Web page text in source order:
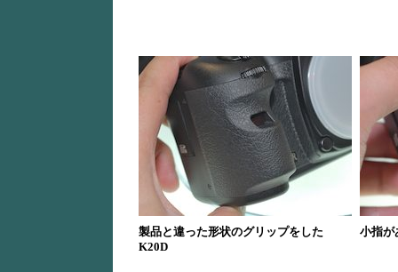
製品と違った形状のグリップをした
K20D
小指が